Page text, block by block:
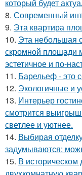
который будет
8. Современный
9. Эта квартира
10. Эта небольшая
скромной площади
эстетичное и по-
11. Барельеф - это
12. Экологичные и
13. Интерьер
смотрится
светлее и уютнее.
14. Выбирая
задумываются:
15. В